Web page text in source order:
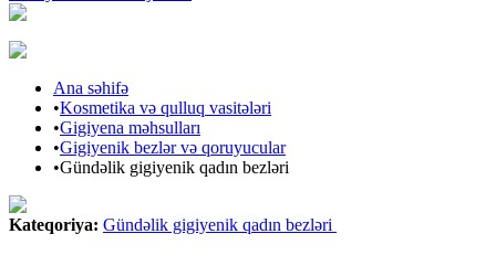
Ana səhifə
•Kosmetika və qulluq vasitələri
•Gigiyena məhsulları
•Gigiyenik bezlər və qoruyucular
•Gündəlik gigiyenik qadın bezləri
Kateqoriya: Gündəlik gigiyenik qadın bezləri